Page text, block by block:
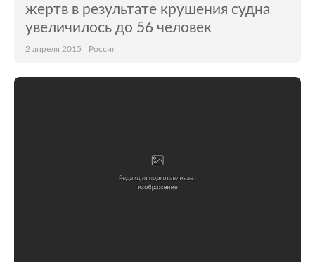
жертв в результате крушения судна
увеличилось до 56 человек
2 апреля 2015 Россия